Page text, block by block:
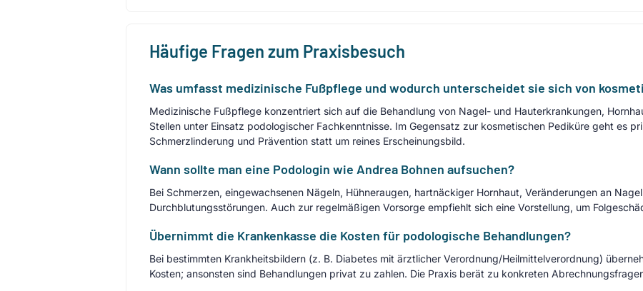
Häufige Fragen zum Praxisbesuch
Was umfasst medizinische Fußpflege und wodurch unterscheidet sie sich von
Medizinische Fußpflege konzentriert sich auf die Behandlung von Nagel- und Hauterkrankungen,
Stellen unter Einsatz podologischer Fachkenntnisse. Im Gegensatz zur kosmetischen Pediküre geht es
Schmerzlinderung und Prävention statt um reines Erscheinungsbild.
Wann sollte man eine Podologin wie Andrea Bohnen aufsuchen?
Bei Schmerzen, eingewachsenen Nägeln, Hühneraugen, hartnäckiger Hornhaut, Veränderungen an
Durchblutungsstörungen. Auch zur regelmäßigen Vorsorge empfiehlt sich eine Vorstellung, um
Übernimmt die Krankenkasse die Kosten für podologische Behandlungen?
Bei bestimmten Krankheitsbildern (z. B. Diabetes mit ärztlicher Verordnung/Heilmittelverordnung)
Kosten; ansonsten sind Behandlungen privat zu zahlen. Die Praxis berät zu konkreten